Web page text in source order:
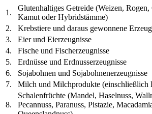
1.
Glutenhaltiges Getreide (Weizen,
Kamut oder Hybridstämme)
2.
Krebstiere und daraus gewonnene
3.
Eier und Eierzeugnisse
4.
Fische und Fischerzeugnisse
5.
Erdnüsse und Erdnusserzeugnisse
6.
Sojabohnen und Sojabohnenerzeugnisse
7.
Milch und Milchprodukte (einschließlich
8.
Schalenfrüchte (Mandel, Haselnuss,
Pecannuss, Paranuss, Pistazie,